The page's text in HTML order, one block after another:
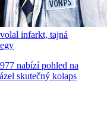
infarkt, tajná
nabízí pohled na
skutečný kolaps